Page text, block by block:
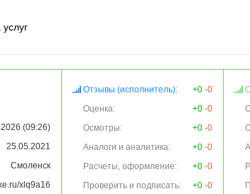
(09:26)
25.05.2021
Смоленск
xlq9a16
Отзывы (исполнитель): +0 -0
Оценка:
+0 -0
Осмотры:
+0 -0
Аналоги и аналитика:
+0 -0
Расчеты, оформление:
+0 -0
Проверить и подписать:
+0 -0